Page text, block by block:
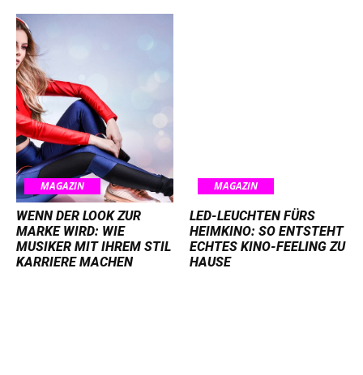
MAGAZIN
WENN DER LOOK ZUR
MARKE WIRD: WIE
MUSIKER MIT IHREM STIL
KARRIERE MACHEN
MAGAZIN
LED-LEUCHTEN FÜRS
HEIMKINO: SO ENTSTEHT
ECHTES KINO-FEELING ZU
HAUSE